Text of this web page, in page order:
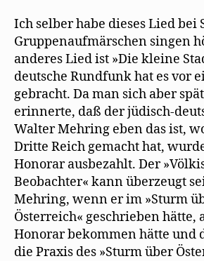
Ich selber habe dieses Lied bei
Gruppenaufmärschen singen
anderes Lied ist »Die kleine
deutsche Rundfunk hat es vor
gebracht. Da man sich aber
erinnerte, daß der jüdisch-
Walter Mehring eben das ist,
Dritte Reich gemacht hat,
Honorar ausbezahlt. Der
Beobachter« kann überzeugt
Mehring, wenn er im »Sturm
Österreich« geschrieben hätte,
Honorar bekommen hätte und
die Praxis des »Sturm über